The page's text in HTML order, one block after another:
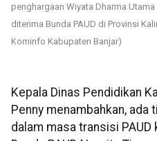
penghargaan Wiyata Dharma
diterima Bunda PAUD di Provinsi
Kominfo Kabupaten Banjar)
Kepala Dinas Pendidikan
Penny menambahkan, ada
dalam masa transisi PAUD